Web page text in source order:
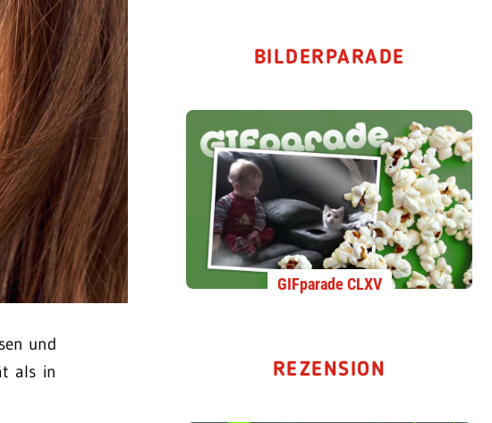
und
als in
BILDERPARADE
GIFparade CLXV
REZENSION